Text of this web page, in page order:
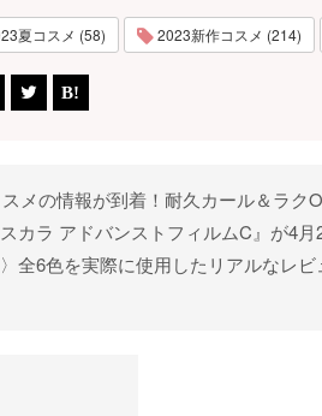
夏コスメ (58) 2023新作コスメ (214)
メの情報が到着！耐久カール＆ラク
カラ アドバンストフィルムC』が4
全6色を実際に使用したリアルなレ